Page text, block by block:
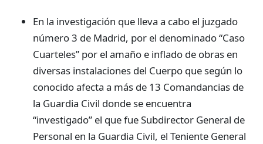
En la investigación que lleva a cabo el juzgado
número 3 de Madrid, por el denominado “Caso
Cuarteles” por el amaño e inflado de obras en
diversas instalaciones del Cuerpo que según lo
conocido afecta a más de 13 Comandancias de
la Guardia Civil donde se encuentra
“investigado” el que fue Subdirector General de
Personal en la Guardia Civil, el Teniente General